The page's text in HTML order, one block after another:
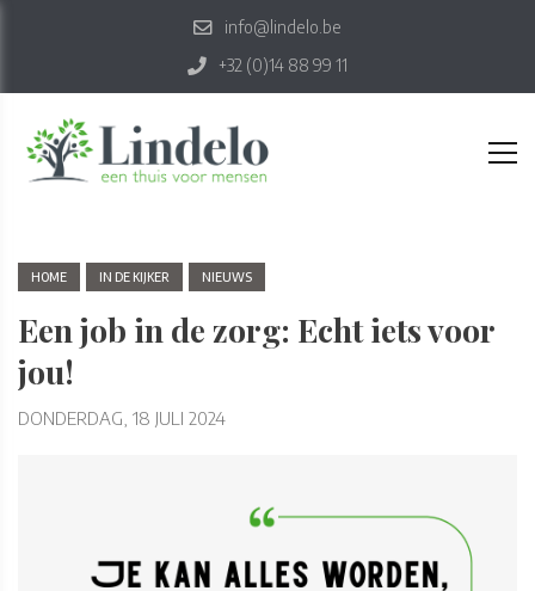
info@lindelo.be
+32 (0)14 88 99 11
HOME IN DE KIJKER NIEUWS
Een job in de zorg: Echt iets voor
jou!
DONDERDAG, 18 JULI 2024